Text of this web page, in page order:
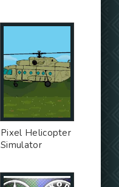
Pixel Helicopter
Simulator